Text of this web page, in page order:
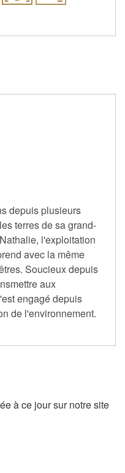
depuis plusieurs
terres de sa grand-
l'exploitation
avec la même
Soucieux depuis
aux
engagé depuis
de l'environnement.
à ce jour sur notre site